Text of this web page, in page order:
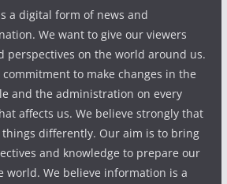
a digital form of news and
We want to give our viewers
perspectives on the world around us.
to make changes in the
and the administration on every
affects us. We believe strongly that
differently. Our aim is to bring
and knowledge to prepare our
world. We believe information is a